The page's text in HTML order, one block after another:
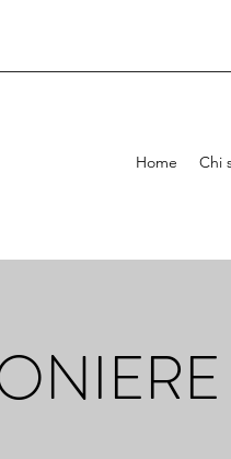
Home Chi